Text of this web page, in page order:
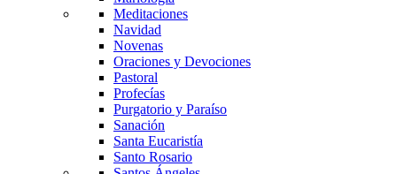
Meditaciones
Navidad
Novenas
Oraciones y Devociones
Pastoral
Profecías
Purgatorio y Paraíso
Sanación
Santa Eucaristía
Santo Rosario